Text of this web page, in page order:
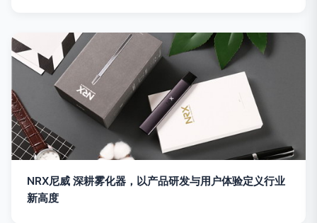
NRX尼威 深耕雾化器，以产品研发与用户体验定义行业
新高度